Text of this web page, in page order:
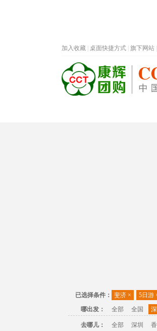
加入收藏 桌面快捷方式 旗下网站
已选择条件： 斐济 × 5日游
哪出发：
全部 全国
去哪儿： 全部 深圳